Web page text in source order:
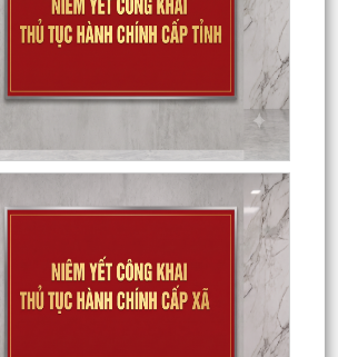
báo Tuyển ứng viên điều dưỡng, nhân
sóc đi làm việc tại Nhật Bản theo
tình hình sâu bệnh trên lúa Mùa, cây
dự báo trong thời gian tới
BÁO 457 Kết luận của Chủ tịch UBND
tại cuộc họp UBND phường tháng 8
(lần 1)
Phát triển kinh tế - xã hội 6 tháng
2026
Chung kết Hội thi lực lượng tham